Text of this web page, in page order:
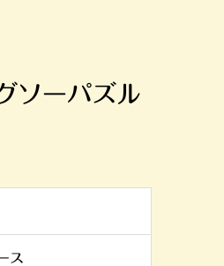
ーパズル
ス